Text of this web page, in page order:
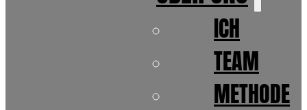
ICH
TEAM
METHODE